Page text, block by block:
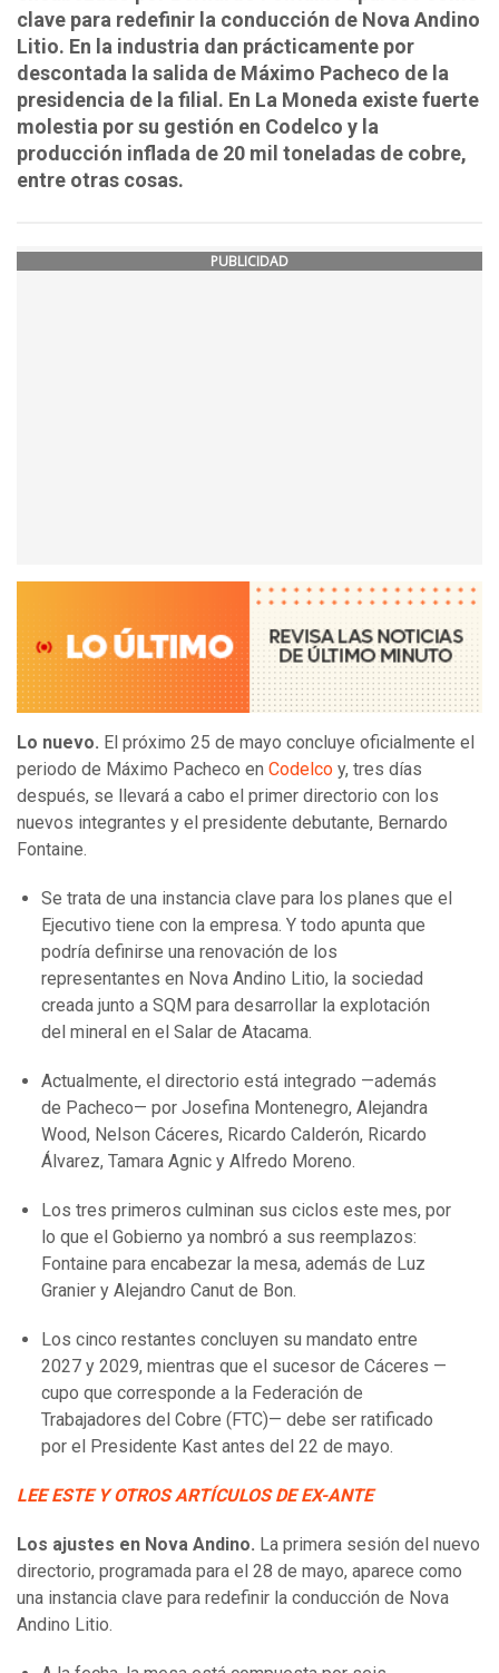
clave para redefinir la conducción de Nova Andino
Litio. En la industria dan prácticamente por
descontada la salida de Máximo Pacheco de la
presidencia de la filial. En La Moneda existe fuerte
molestia por su gestión en Codelco y la
producción inflada de 20 mil toneladas de cobre,
entre otras cosas.
PUBLICIDAD
Lo nuevo. El próximo 25 de mayo concluye oficialmente el
periodo de Máximo Pacheco en Codelco y, tres días
después, se llevará a cabo el primer directorio con los
nuevos integrantes y el presidente debutante, Bernardo
Fontaine.
Se trata de una instancia clave para los planes que el
Ejecutivo tiene con la empresa. Y todo apunta que
podría definirse una renovación de los
representantes en Nova Andino Litio, la sociedad
creada junto a SQM para desarrollar la explotación
del mineral en el Salar de Atacama.
Actualmente, el directorio está integrado —además
de Pacheco— por Josefina Montenegro, Alejandra
Wood, Nelson Cáceres, Ricardo Calderón, Ricardo
Álvarez, Tamara Agnic y Alfredo Moreno.
Los tres primeros culminan sus ciclos este mes, por
lo que el Gobierno ya nombró a sus reemplazos:
Fontaine para encabezar la mesa, además de Luz
Granier y Alejandro Canut de Bon.
Los cinco restantes concluyen su mandato entre
2027 y 2029, mientras que el sucesor de Cáceres —
cupo que corresponde a la Federación de
Trabajadores del Cobre (FTC)— debe ser ratificado
por el Presidente Kast antes del 22 de mayo.
LEE ESTE Y OTROS ARTÍCULOS DE EX-ANTE
Los ajustes en Nova Andino. La primera sesión del nuevo
directorio, programada para el 28 de mayo, aparece como
una instancia clave para redefinir la conducción de Nova
Andino Litio.